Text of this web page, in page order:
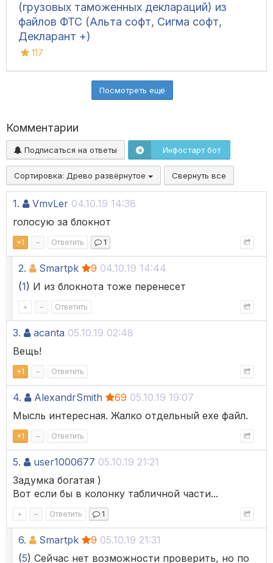
(грузовых таможенных деклараций) из
файлов ФТС (Альта софт, Сигма софт,
Декларант +)
117
Посмотреть ещё
Комментарии
Подписаться на ответы Инфостарт бот
Сортировка: Древо развёрнутое Свернуть все
1. VmvLer 04.10.19 14:38
голосую за блокнот
+1 – Ответить 1
2. Smartpk 9 04.10.19 14:44
(1) И из блокнота тоже перенесет
+ – Ответить
3. acanta 05.10.19 02:48
Вещь!
+1 – Ответить
4. AlexandrSmith 69 05.10.19 19:07
Мысль интересная. Жалко отдельный exe файл.
+1 – Ответить
5. user1000677 05.10.19 21:21
Задумка богатая )
Вот если бы в колонку табличной части...
+ – Ответить 1
6. Smartpk 9 05.10.19 21:31
(5) Сейчас нет возможности проверить, но по